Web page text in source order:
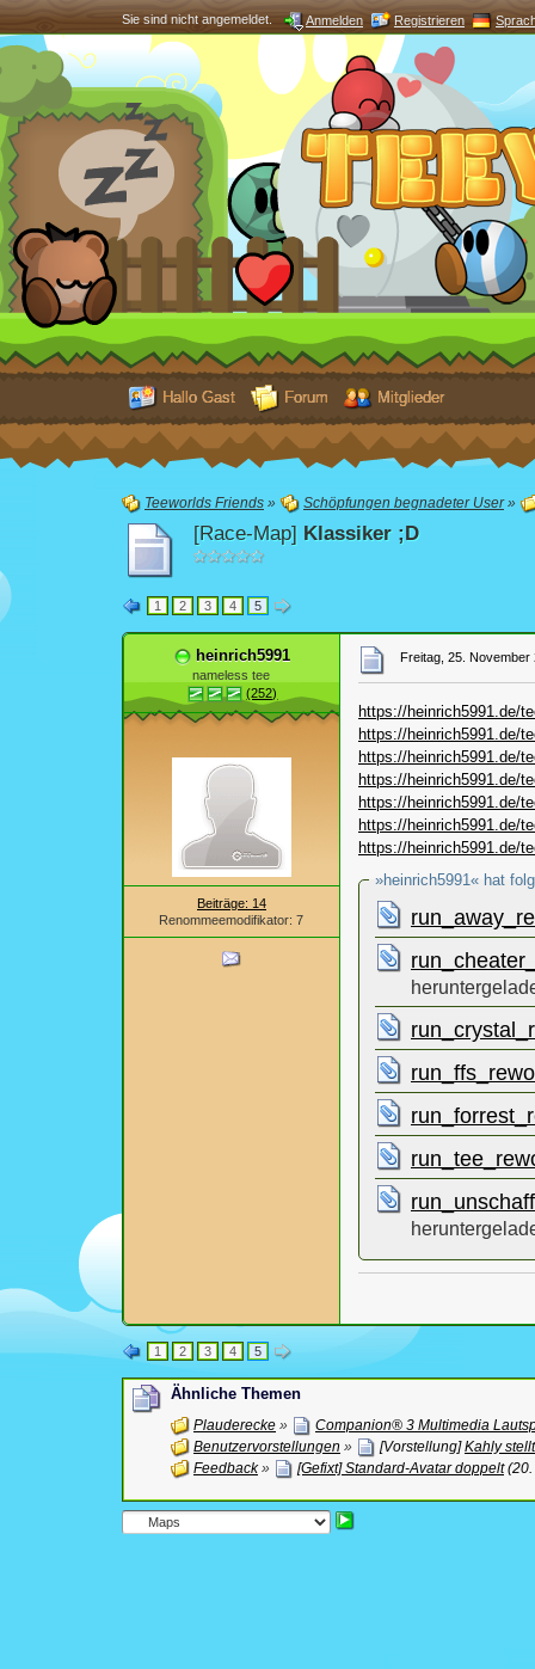
Sie sind nicht angemeldet. Anmelden Registrieren
Hallo Gast Forum Mitglieder
Teeworlds Friends » Schöpfungen begnadeter User»
[Race-Map] Klassiker ;D
1 2 3 4 5
heinrich5991
nameless tee
(252)
Beiträge: 14
Renommeemodifikator: 7
Freitag, 25. November
https://heinrich5991.de/
https://heinrich5991.de/
https://heinrich5991.de/
https://heinrich5991.de/
https://heinrich5991.de/
https://heinrich5991.de/
https://heinrich5991.de/
»heinrich5991« hat
1 2 3 4 5
Ähnliche Themen
Plauderecke »
Companion® 3 Multimedia
Benutzervorstellungen » [Vorstellung] Kahly
Feedback» [Gefixt] Standard-Avatar doppelt